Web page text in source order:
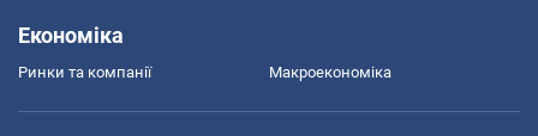
Економіка
Ринки та компанії Макроекономіка